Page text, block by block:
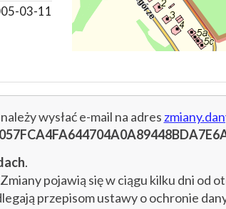
03-11
wysłać e-mail na adres
.
pojawią się w ciągu kilku dni od
przepisom ustawy o ochronie